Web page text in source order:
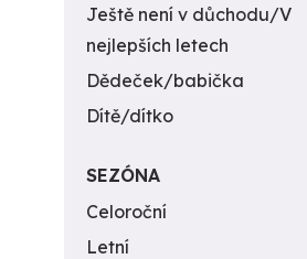
Ještě není v důchodu/V
nejlepších letech
Dědeček/babička
Dítě/dítko
SEZÓNA
Celoroční
Letní